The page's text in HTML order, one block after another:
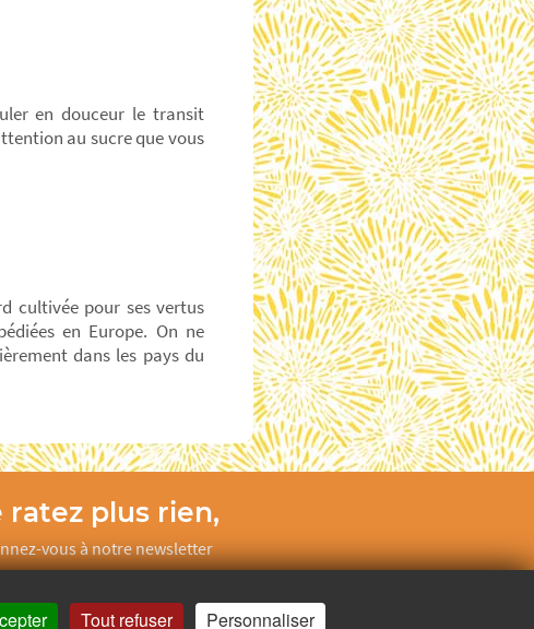
en douceur le transit
au sucre que vous
cultivée pour ses vertus
en Europe. On ne
dans les pays du
ratez plus rien,
vous à notre newsletter
Je m’inscris
Tout refuser Personnaliser